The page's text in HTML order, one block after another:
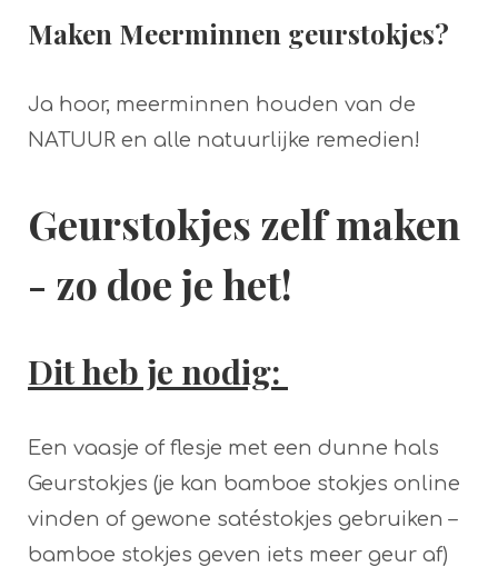
Maken Meerminnen geurstokjes?
Ja hoor, meerminnen houden van de
NATUUR en alle natuurlijke remedien!
Geurstokjes zelf maken
- zo doe je het!
Dit heb je nodig:
Een vaasje of flesje met een dunne hals
Geurstokjes (je kan bamboe stokjes online
vinden of gewone satéstokjes gebruiken –
bamboe stokjes geven iets meer geur af)